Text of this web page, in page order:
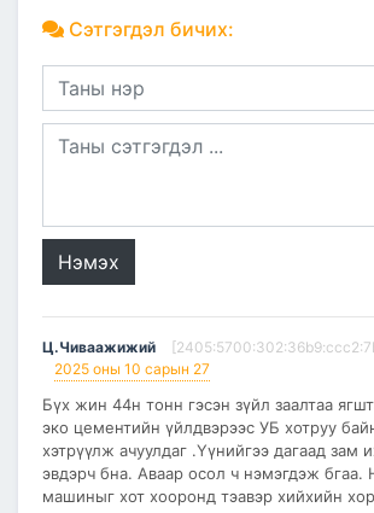
Сэтгэгдэл бичих:
Нэмэх
Ц.Чиваажижий
2025 оны 10 сарын 27
Бүх жин 44н тонн гэсэн зүйл заалтаа
эко цементийн үйлдвэрээс УБ хотруу
хэтрүүлж ачуулдаг .Үүнийгээ дагаад зам
эвдэрч бна. Аваар осол ч нэмэгдэж бгаа.
машиныг хот хооронд тэавэр хийхийн